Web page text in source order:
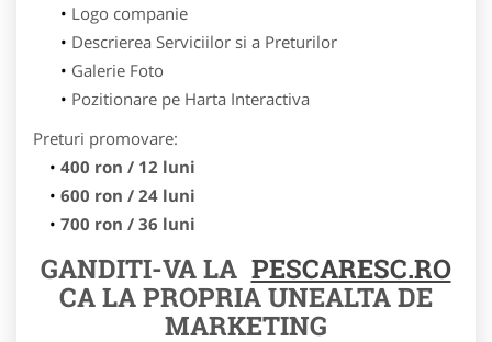
Logo companie
Descrierea Serviciilor si a Preturilor
Galerie Foto
Pozitionare pe Harta Interactiva
Preturi promovare:
400 ron / 12 luni
600 ron / 24 luni
700 ron / 36 luni
GANDITI-VA LA PESCARESC.RO
CA LA PROPRIA UNEALTA DE
MARKETING